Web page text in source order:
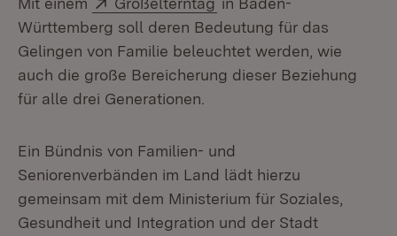
Württemberg soll deren Bedeutung für das
Gelingen von Familie beleuchtet werden, wie
auch die große Bereicherung dieser Beziehung
für alle drei Generationen.
Ein Bündnis von Familien- und
Seniorenverbänden im Land lädt hierzu
gemeinsam mit dem Ministerium für Soziales,
Gesundheit und Integration und der Stadt